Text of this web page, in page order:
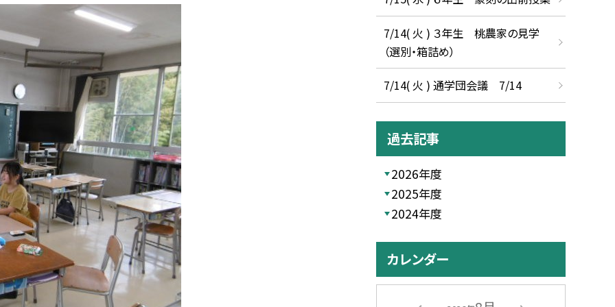
7/14( 火 ) ３年生 桃農家の見学
（選別・箱詰め）
7/14( 火 ) 通学団会議 7/14
過去記事
2026年度
2025年度
2024年度
カレンダー